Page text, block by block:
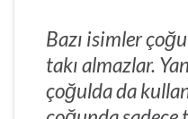
Bazı isimler
takı almazlar.
çoğulda da